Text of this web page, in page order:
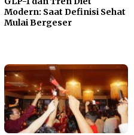
Modern: Saat Definisi Sehat
Mulai Bergeser